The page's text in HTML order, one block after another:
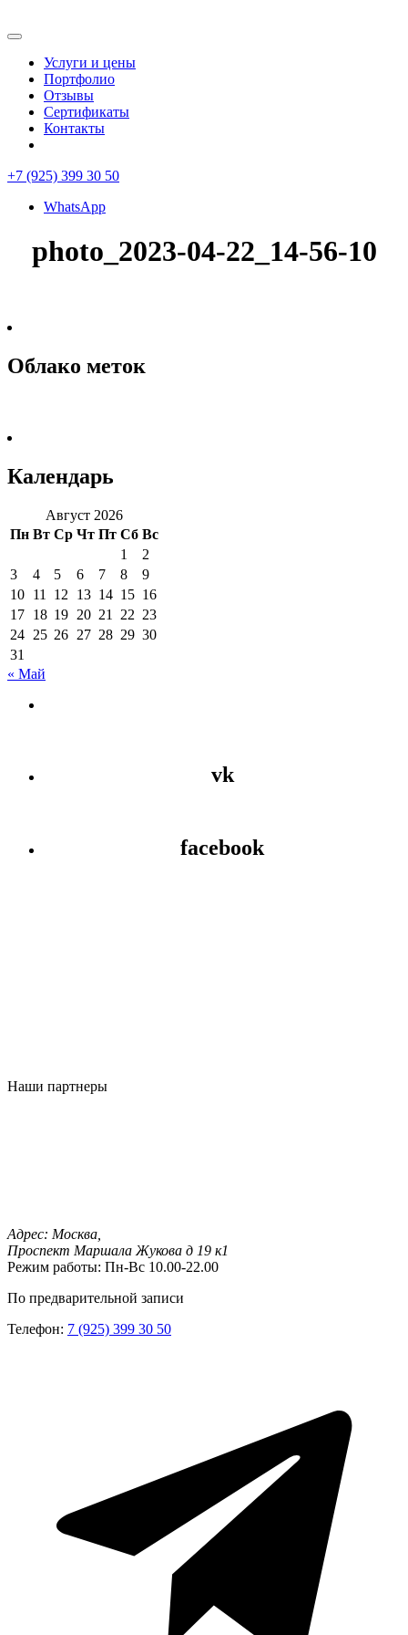
Услуги и цены
Портфолио
Отзывы
Сертификаты
Контакты
+7 (925) 399 30 50
WhatsApp
photo_2023-04-22_14-56-10
Облако меток
Календарь
Август 2026
Пн Вт Ср Чт Пт Сб Вс
1
2
3
4 5 6 7 8
9
10 11 12 13 14 15 16
17 18 19 20 21 22 23
24 25 26 27 28 29 30
31
« Май
vk
facebook
Наши партнеры
Адрес: Москва,
Проспект Маршала Жукова д 19 к1
Режим работы: Пн-Вс 10.00-22.00
По предварительной записи
Телефон: 7 (925) 399 30 50